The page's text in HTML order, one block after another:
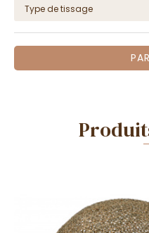
Type de tissage